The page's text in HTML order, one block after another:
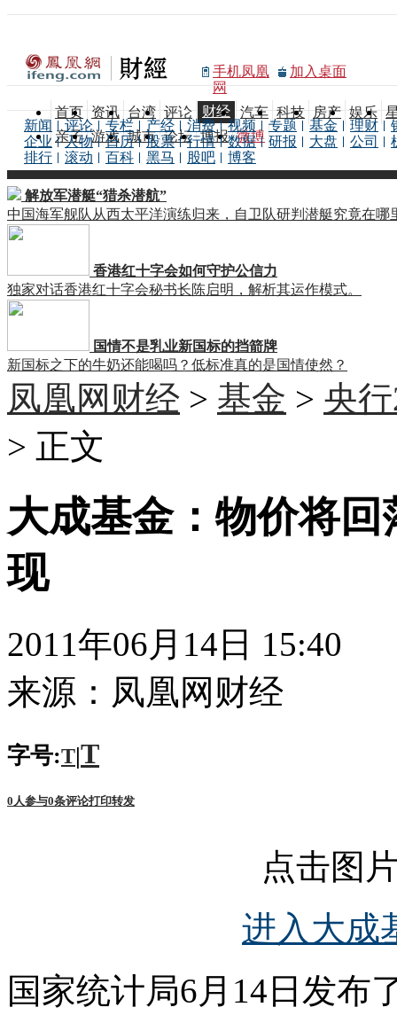
手机凤凰
网
加入桌面
首页 资讯 台湾 评论 财经 汽车 科技 房产 娱乐
亲子 游戏 城市 论坛 博报 微博
新闻 评论 专栏 产经 消费 视频 专题 基金 理财
企业
人物 日历 股票 行情 数据 研报 大盘 公司
排行
滚动 百科 黑马 股吧 博客
解放军潜艇“猎杀潜航”
中国海军舰队从西太平洋演练归来，自卫队研判潜艇究竟在哪
香港红十字会如何守护公信力
独家对话香港红十字会秘书长陈启明，解析其运作模式。
国情不是乳业新国标的挡箭牌
新国标之下的牛奶还能喝吗？低标准真的是国情使然？
凤凰网财经 > 基金 > 央
> 正文
大成基金：物价将
现
2011年06月14日 15:40
来源： 凤凰网财经
字号:T|T
0 人参与0条评论打印转发
点击图
进入大成
国家统计局6月14日发布